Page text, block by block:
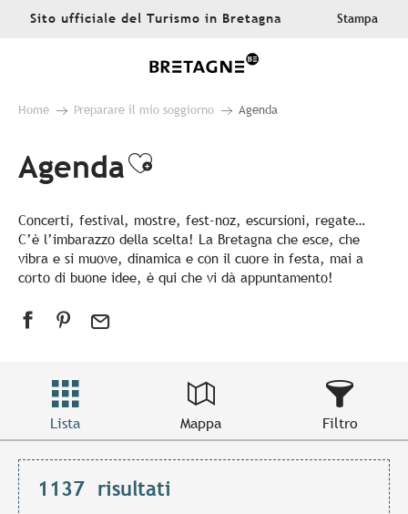
AllerSito ufficiale del Turismo in Bretagna Stampa
Home Preparare il mio soggiorno Agenda
AgendaAjouter aux favoris
Concerti, festival, mostre, fest-noz, escursioni, regate…
C’è l’imbarazzo della scelta! La Bretagna che esce, che
vibra e si muove, dinamica e con il cuore in festa, mai a
corto di buone idee, è qui che vi dà appuntamento!
Lista Mappa Filtro
1137 risultati